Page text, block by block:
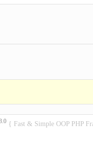
{ Fast & Simple OOP PHP